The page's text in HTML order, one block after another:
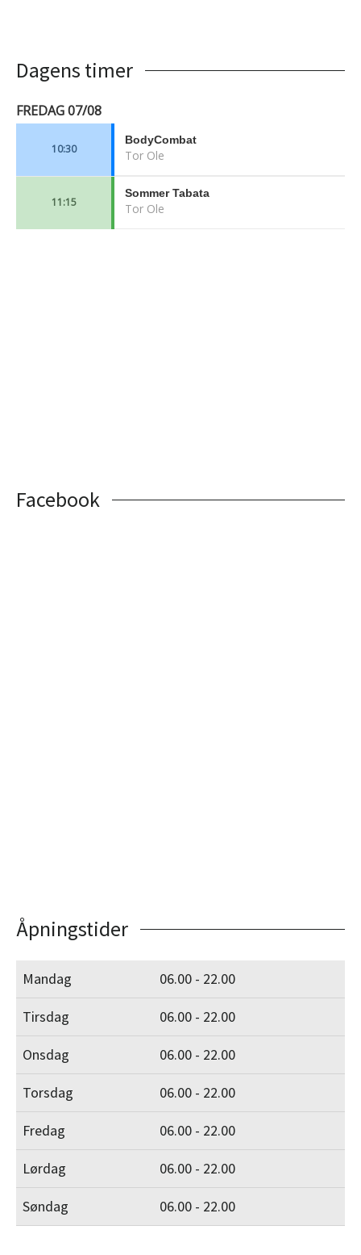
Dagens timer
Facebook
Åpningstider
Mandag 06.00 - 22.00
Tirsdag 06.00 - 22.00
Onsdag 06.00 - 22.00
Torsdag 06.00 - 22.00
Fredag 06.00 - 22.00
Lørdag 06.00 - 22.00
Søndag 06.00 - 22.00